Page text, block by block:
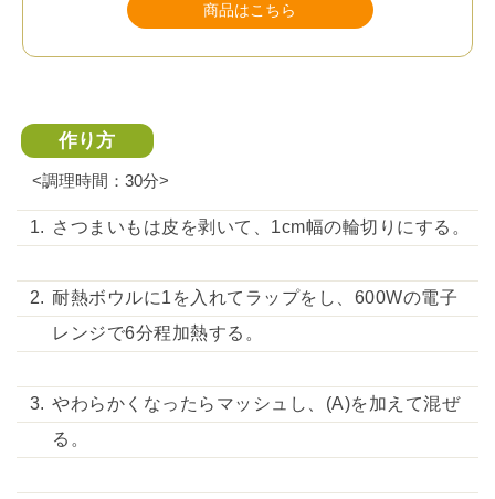
商品はこちら
作り方
<調理時間：30分>
さつまいもは皮を剥いて、1cm幅の輪切りにする。
耐熱ボウルに1を入れてラップをし、600Wの電子
レンジで6分程加熱する。
やわらかくなったらマッシュし、(A)を加えて混ぜ
る。